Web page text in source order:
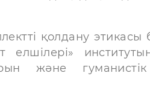
қолдану этикасы
және